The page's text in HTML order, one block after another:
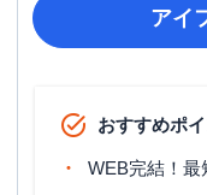
アイ
おすすめポ
WEB完結！